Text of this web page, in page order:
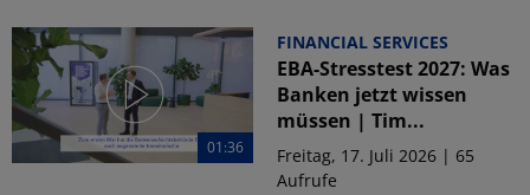
01:36
FINANCIAL SERVICES
EBA-Stresstest 2027: Was
Banken jetzt wissen
müssen | Tim...
Freitag, 17. Juli 2026 | 65
Aufrufe